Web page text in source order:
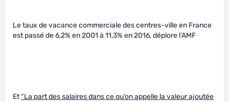
Le taux de vacance commerciale des centres-ville en France
est passé de 6,2% en 2001 à 11,3% en 2016, déplore l’AMF
Et“La part des salaires dans ce qu’on appelle la valeur ajoutée